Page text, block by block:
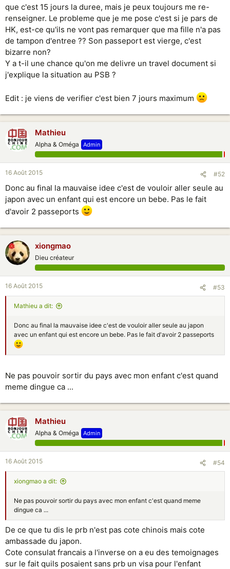
que c'est 15 jours la duree, mais je peux toujours me re-
renseigner. Le probleme que je me pose c'est si je pars de
HK, est-ce qu'ils ne vont pas remarquer que ma fille n'a pas
de tampon d'entree ?? Son passeport est vierge, c'est
bizarre non?
Y a t-il une chance qu'on me delivre un travel document si
j'explique la situation au PSB ?
Edit : je viens de verifier c'est bien 7 jours maximum
Mathieu
Alpha & Oméga Admin
16 Août 2015 #52
Donc au final la mauvaise idee c'est de vouloir aller seule au
japon avec un enfant qui est encore un bebe. Pas le fait
d'avoir 2 passeports
xiongmao
Dieu créateur
16 Août 2015 #53
Mathieu a dit:
Donc au final la mauvaise idee c'est de vouloir aller seule au japon
avec un enfant qui est encore un bebe. Pas le fait d'avoir 2 passeports
Ne pas pouvoir sortir du pays avec mon enfant c'est quand
meme dingue ca ...
Mathieu
Alpha & Oméga Admin
16 Août 2015 #54
xiongmao a dit:
Ne pas pouvoir sortir du pays avec mon enfant c'est quand meme
dingue ca ...
De ce que tu dis le prb n'est pas cote chinois mais cote
ambassade du japon.
Cote consulat francais a l'inverse on a eu des temoignages
sur le fait quils posaient sans prb un visa pour l'enfant